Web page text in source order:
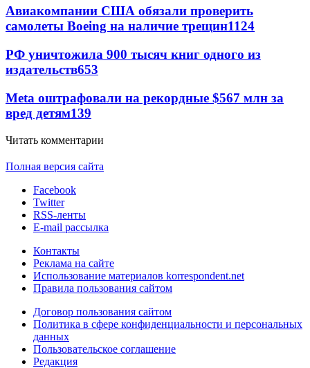
Авиакомпании США обязали проверить
самолеты Boeing на наличие трещин1124
РФ уничтожила 900 тысяч книг одного из
издательств653
Meta оштрафовали на рекордные $567 млн за
вред детям139
Читать комментарии
Полная версия сайта
Facebook
Twitter
RSS-ленты
E-mail рассылка
Контакты
Реклама на сайте
Использование материалов korrespondent.net
Правила пользования сайтом
Договор пользования сайтом
Политика в сфере конфиденциальности и персональных
данных
Пользовательское соглашение
Редакция